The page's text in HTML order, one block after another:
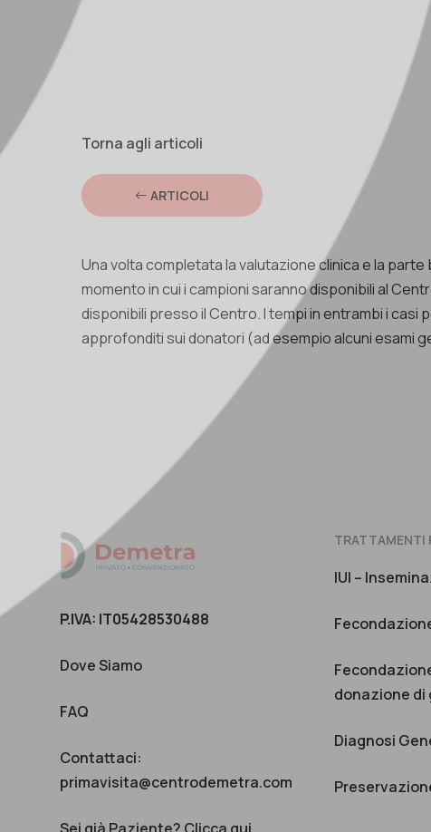
Torna agli articoli
ARTICOLI
Una volta completata la valutazione clinica e la parte
momento in cui i campioni saranno disponibili al
disponibili presso il Centro. I tempi in entrambi i
approfonditi sui donatori (ad esempio alcuni esami
P.IVA: IT05428530488
Dove Siamo
FAQ
Contattaci:
primavisita@centrodemetra.com
TRATTAMENTI
IUI –
donazione di
Diagnosi